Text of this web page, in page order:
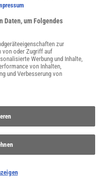
Infos zu unserem Umgang
in unserer
Daten, um Folgendes
zur
von oder Zugriff auf
Werbung und Inhalte,
von Inhalten,
und Verbesserung von